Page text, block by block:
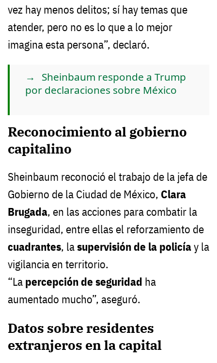
vez hay menos delitos; sí hay temas que
atender, pero no es lo que a lo mejor
imagina esta persona”, declaró.
Sheinbaum responde a Trump
por declaraciones sobre México
Reconocimiento al gobierno
capitalino
Sheinbaum reconoció el trabajo de la jefa de
Gobierno de la Ciudad de México, Clara
Brugada, en las acciones para combatir la
inseguridad, entre ellas el reforzamiento de
cuadrantes, lasupervisión de la policíay la
vigilancia en territorio.
“La percepción de seguridad ha
aumentado mucho”, aseguró.
Datos sobre residentes
extranjeros en la capital